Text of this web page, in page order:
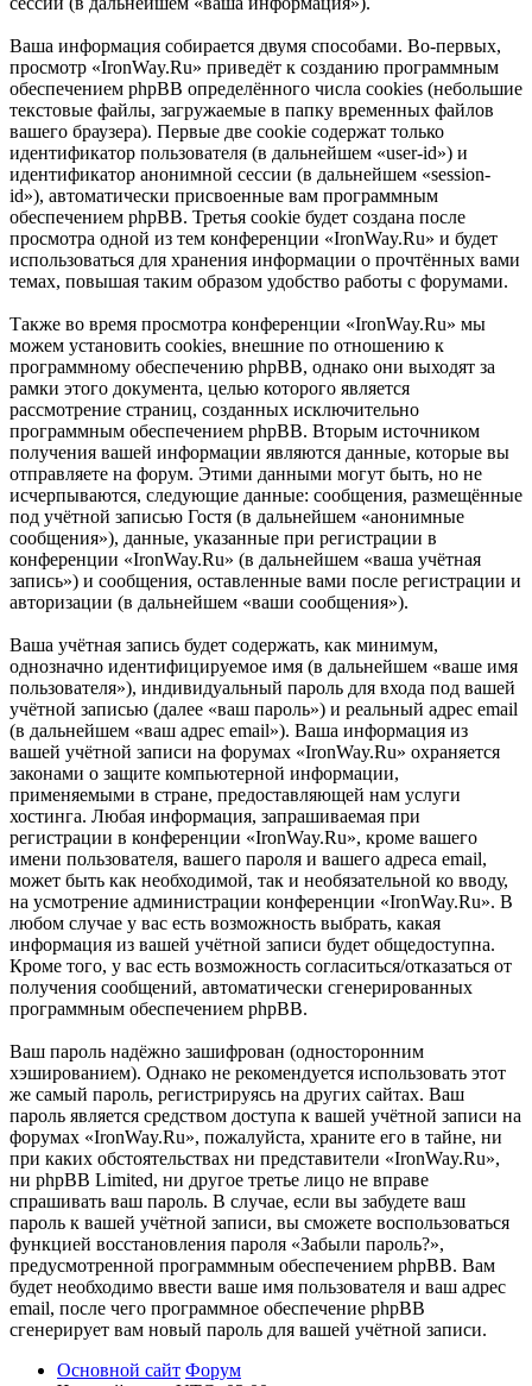
Ваша информация собирается двумя способами. Во-первых,
просмотр «IronWay.Ru» приведёт к созданию программным
обеспечением phpBB определённого числа cookies (небольшие
текстовые файлы, загружаемые в папку временных файлов
вашего браузера). Первые две cookie содержат только
идентификатор пользователя (в дальнейшем «user-id») и
идентификатор анонимной сессии (в дальнейшем «session-
id»), автоматически присвоенные вам программным
обеспечением phpBB. Третья cookie будет создана после
просмотра одной из тем конференции «IronWay.Ru» и будет
использоваться для хранения информации о прочтённых вами
темах, повышая таким образом удобство работы с форумами.
Также во время просмотра конференции «IronWay.Ru» мы
можем установить cookies, внешние по отношению к
программному обеспечению phpBB, однако они выходят за
рамки этого документа, целью которого является
рассмотрение страниц, созданных исключительно
программным обеспечением phpBB. Вторым источником
получения вашей информации являются данные, которые вы
отправляете на форум. Этими данными могут быть, но не
исчерпываются, следующие данные: сообщения, размещённые
под учётной записью Гостя (в дальнейшем «анонимные
сообщения»), данные, указанные при регистрации в
конференции «IronWay.Ru» (в дальнейшем «ваша учётная
запись») и сообщения, оставленные вами после регистрации и
авторизации (в дальнейшем «ваши сообщения»).
Ваша учётная запись будет содержать, как минимум,
однозначно идентифицируемое имя (в дальнейшем «ваше имя
пользователя»), индивидуальный пароль для входа под вашей
учётной записью (далее «ваш пароль») и реальный адрес email
(в дальнейшем «ваш адрес email»). Ваша информация из
вашей учётной записи на форумах «IronWay.Ru» охраняется
законами о защите компьютерной информации,
применяемыми в стране, предоставляющей нам услуги
хостинга. Любая информация, запрашиваемая при
регистрации в конференции «IronWay.Ru», кроме вашего
имени пользователя, вашего пароля и вашего адреса email,
может быть как необходимой, так и необязательной ко вводу,
на усмотрение администрации конференции «IronWay.Ru». В
любом случае у вас есть возможность выбрать, какая
информация из вашей учётной записи будет общедоступна.
Кроме того, у вас есть возможность согласиться/отказаться от
получения сообщений, автоматически сгенерированных
программным обеспечением phpBB.
Ваш пароль надёжно зашифрован (односторонним
хэшированием). Однако не рекомендуется использовать этот
же самый пароль, регистрируясь на других сайтах. Ваш
пароль является средством доступа к вашей учётной записи на
форумах «IronWay.Ru», пожалуйста, храните его в тайне, ни
при каких обстоятельствах ни представители «IronWay.Ru»,
ни phpBB Limited, ни другое третье лицо не вправе
спрашивать ваш пароль. В случае, если вы забудете ваш
пароль к вашей учётной записи, вы сможете воспользоваться
функцией восстановления пароля «Забыли пароль?»,
предусмотренной программным обеспечением phpBB. Вам
будет необходимо ввести ваше имя пользователя и ваш адрес
email, после чего программное обеспечение phpBB
сгенерирует вам новый пароль для вашей учётной записи.
Основной сайт Форум